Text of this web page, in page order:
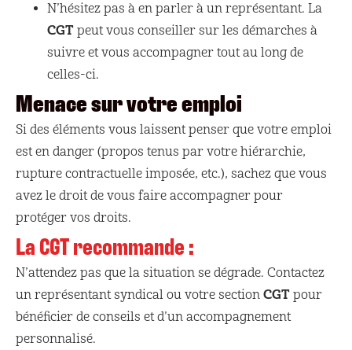
N’hésitez pas à en parler à un représentant. La
CGT peut vous conseiller sur les démarches à
suivre et vous accompagner tout au long de
celles-ci.
Menace sur votre emploi
Si des éléments vous laissent penser que votre emploi
est en danger (propos tenus par votre hiérarchie,
rupture contractuelle imposée, etc.), sachez que vous
avez le droit de vous faire accompagner pour
protéger vos droits.
La CGT recommande :
N’attendez pas que la situation se dégrade. Contactez
un représentant syndical ou votre section CGT pour
bénéficier de conseils et d’un accompagnement
personnalisé.